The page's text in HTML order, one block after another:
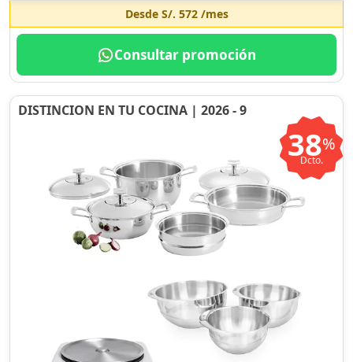
Desde S/. 572/mes
Consultar promoción
DISTINCION EN TU COCINA | 2026 - 9
38%
Dcto.